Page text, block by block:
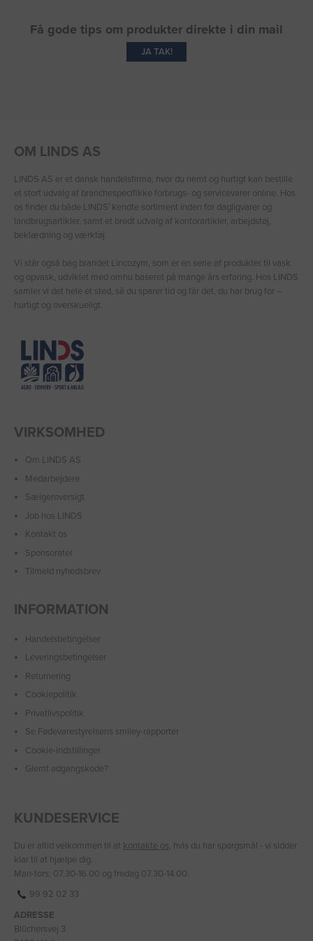
Få gode tips om produkter direkte i din mail
JA TAK!
OM LINDS AS
LINDS AS er et dansk handelsfirma, hvor du nemt og hurtigt kan bestille
et stort udvalg af branchespecifikke forbrugs- og servicevarer online. Hos
os finder du både LINDS′ kendte sortiment inden for dagligvarer og
landbrugsartikler, samt et bredt udvalg af kontorartikler, arbejdstøj,
beklædning og værktøj.
Vi står også bag brandet Lincozym, som er en serie af produkter til vask
og opvask, udviklet med omhu baseret på mange års erfaring. Hos LINDS
samler vi det hele ét sted, så du sparer tid og får det, du har brug for –
hurtigt og overskueligt.
VIRKSOMHED
Om LINDS AS
Medarbejdere
Sælgeroversigt
Job hos LINDS
Kontakt os
Sponsorater
Tilmeld nyhedsbrev
INFORMATION
Handelsbetingelser
Leveringsbetingelser
Returnering
Cookiepolitik
Privatlivspolitik
Se Fødevarestyrelsens smiley-rapporter
Cookie-indstillinger
Glemt adgangskode?
KUNDESERVICE
Du er altid velkommen til at kontakte os, hvis du har spørgsmål - vi sidder
klar til at hjælpe dig.
Man-tors: 07.30-16.00 og fredag 07.30-14.00.
99 92 02 33
ADRESSE
Blüchersvej 3